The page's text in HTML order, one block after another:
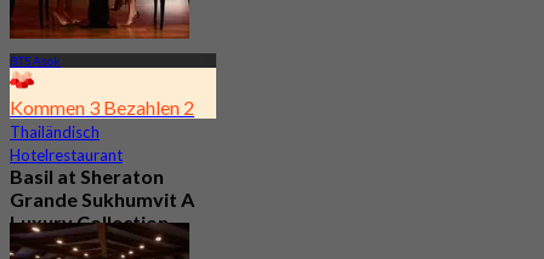
BTS Asok
Kommen 3 Bezahlen 2
Thailändisch
Hotelrestaurant
Basil at Sheraton
Grande Sukhumvit A
Luxury Collection
Hotel